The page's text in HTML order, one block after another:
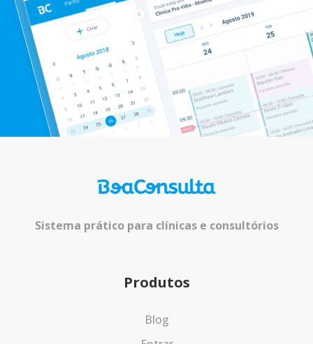
Sistema prático para clínicas e consultórios
Produtos
Blog